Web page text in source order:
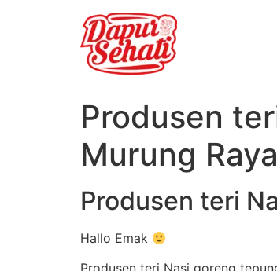
Produsen
Murung Raya
Produsen teri
Hallo Emak